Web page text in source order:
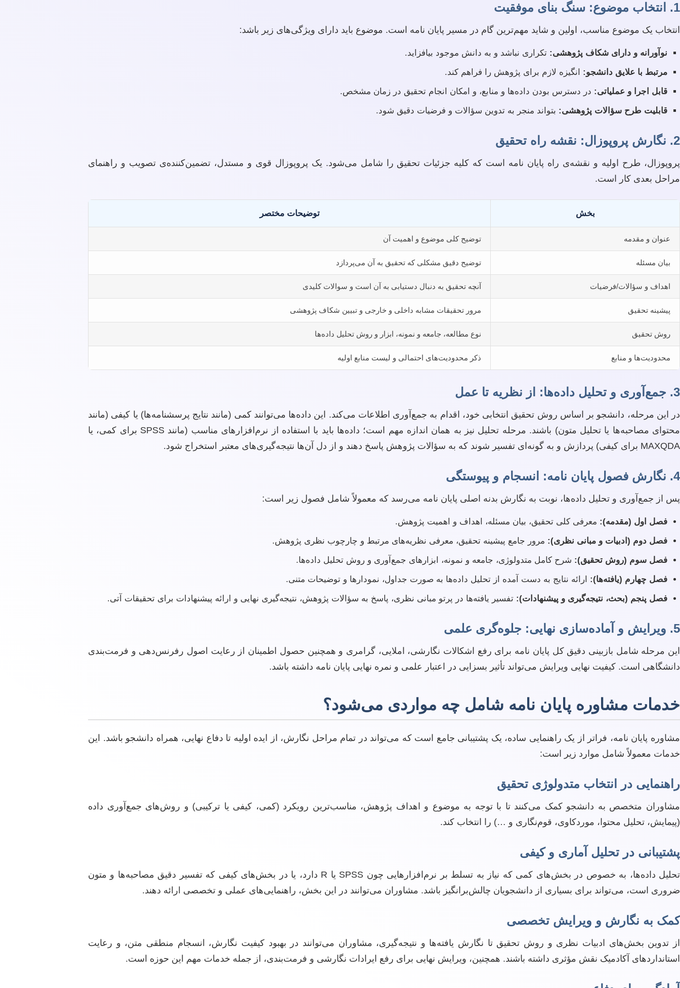
1. انتخاب موضوع: سنگ بنای موفقیت
انتخاب یک موضوع مناسب، اولین و شاید مهم‌ترین گام در مسیر پایان نامه است. موضوع باید دارای ویژگی‌های زیر باشد:
نوآورانه و دارای شکاف پژوهشی: تکراری نباشد و به دانش موجود بیافزاید.
مرتبط با علایق دانشجو: انگیزه لازم برای پژوهش را فراهم کند.
قابل اجرا و عملیاتی: در دسترس بودن داده‌ها و منابع، و امکان انجام تحقیق در زمان مشخص.
قابلیت طرح سؤالات پژوهشی: بتواند منجر به تدوین سؤالات و فرضیات دقیق شود.
2. نگارش پروپوزال: نقشه راه تحقیق
پروپوزال، طرح اولیه و نقشه‌ی راه پایان نامه است که کلیه جزئیات تحقیق را شامل می‌شود. یک پروپوزال قوی و مستدل، تضمین‌کننده‌ی تصویب و راهنمای
مراحل بعدی کار است.
بخش توضیحات مختصر
عنوان و مقدمه توضیح کلی موضوع و اهمیت آن
بیان مسئله توضیح دقیق مشکلی که تحقیق به آن می‌پردازد
اهداف و سؤالات/فرضیات آنچه تحقیق به دنبال دستیابی به آن است و سوالات کلیدی
پیشینه تحقیق مرور تحقیقات مشابه داخلی و خارجی و تبیین شکاف پژوهشی
روش تحقیق نوع مطالعه، جامعه و نمونه، ابزار و روش تحلیل داده‌ها
محدودیت‌ها و منابع ذکر محدودیت‌های احتمالی و لیست منابع اولیه
3. جمع‌آوری و تحلیل داده‌ها: از نظریه تا عمل
در این مرحله، دانشجو بر اساس روش تحقیق انتخابی خود، اقدام به جمع‌آوری اطلاعات می‌کند. این داده‌ها می‌توانند کمی (مانند نتایج پرسشنامه‌ها) یا کیفی (مانند
محتوای مصاحبه‌ها یا تحلیل متون) باشند. مرحله تحلیل نیز به همان اندازه مهم است؛ داده‌ها باید با استفاده از نرم‌افزارهای مناسب (مانند SPSS برای کمی، یا
MAXQDA برای کیفی) پردازش و به گونه‌ای تفسیر شوند که به سؤالات پژوهش پاسخ دهند و از دل آن‌ها نتیجه‌گیری‌های معتبر استخراج شود.
4. نگارش فصول پایان نامه: انسجام و پیوستگی
پس از جمع‌آوری و تحلیل داده‌ها، نوبت به نگارش بدنه اصلی پایان نامه می‌رسد که معمولاً شامل فصول زیر است:
فصل اول (مقدمه): معرفی کلی تحقیق، بیان مسئله، اهداف و اهمیت پژوهش.
فصل دوم (ادبیات و مبانی نظری): مرور جامع پیشینه تحقیق، معرفی نظریه‌های مرتبط و چارچوب نظری پژوهش.
فصل سوم (روش تحقیق): شرح کامل متدولوژی، جامعه و نمونه، ابزارهای جمع‌آوری و روش تحلیل داده‌ها.
فصل چهارم (یافته‌ها): ارائه نتایج به دست آمده از تحلیل داده‌ها به صورت جداول، نمودارها و توضیحات متنی.
فصل پنجم (بحث، نتیجه‌گیری و پیشنهادات): تفسیر یافته‌ها در پرتو مبانی نظری، پاسخ به سؤالات پژوهش، نتیجه‌گیری نهایی و ارائه پیشنهادات برای تحقیقات آتی.
5. ویرایش و آماده‌سازی نهایی: جلوه‌گری علمی
این مرحله شامل بازبینی دقیق کل پایان نامه برای رفع اشکالات نگارشی، املایی، گرامری و همچنین حصول اطمینان از رعایت اصول رفرنس‌دهی و فرمت‌بندی
دانشگاهی است. کیفیت نهایی ویرایش می‌تواند تأثیر بسزایی در اعتبار علمی و نمره نهایی پایان نامه داشته باشد.
خدمات مشاوره پایان نامه شامل چه مواردی می‌شود؟
مشاوره پایان نامه، فراتر از یک راهنمایی ساده، یک پشتیبانی جامع است که می‌تواند در تمام مراحل نگارش، از ایده اولیه تا دفاع نهایی، همراه دانشجو باشد. این
خدمات معمولاً شامل موارد زیر است:
راهنمایی در انتخاب متدولوژی تحقیق
مشاوران متخصص به دانشجو کمک می‌کنند تا با توجه به موضوع و اهداف پژوهش، مناسب‌ترین رویکرد (کمی، کیفی یا ترکیبی) و روش‌های جمع‌آوری داده
(پیمایش، تحلیل محتوا، موردکاوی، قوم‌نگاری و …) را انتخاب کند.
پشتیبانی در تحلیل آماری و کیفی
تحلیل داده‌ها، به خصوص در بخش‌های کمی که نیاز به تسلط بر نرم‌افزارهایی چون SPSS یا R دارد، یا در بخش‌های کیفی که تفسیر دقیق مصاحبه‌ها و متون
ضروری است، می‌تواند برای بسیاری از دانشجویان چالش‌برانگیز باشد. مشاوران می‌توانند در این بخش، راهنمایی‌های عملی و تخصصی ارائه دهند.
کمک به نگارش و ویرایش تخصصی
از تدوین بخش‌های ادبیات نظری و روش تحقیق تا نگارش یافته‌ها و نتیجه‌گیری، مشاوران می‌توانند در بهبود کیفیت نگارش، انسجام منطقی متن، و رعایت
استانداردهای آکادمیک نقش مؤثری داشته باشند. همچنین، ویرایش نهایی برای رفع ایرادات نگارشی و فرمت‌بندی، از جمله خدمات مهم این حوزه است.